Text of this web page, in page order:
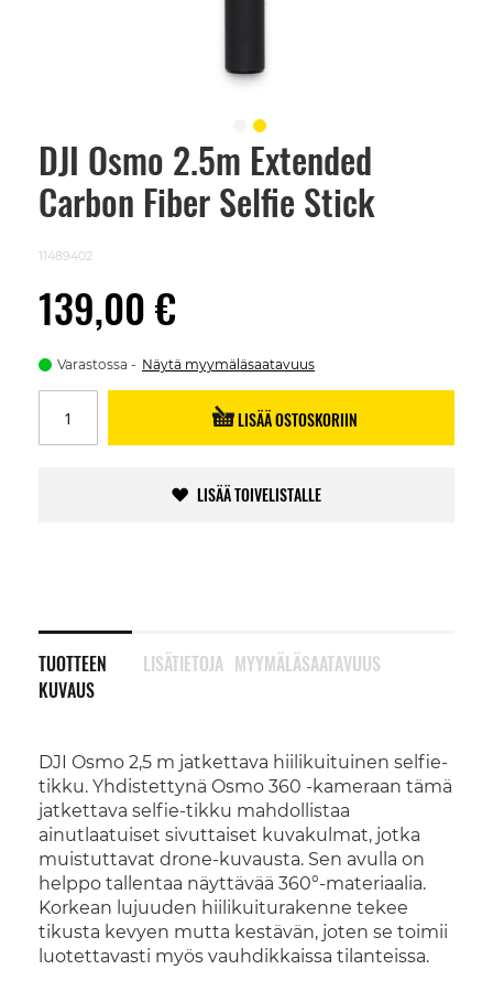
DJI Osmo 2.5m Extended
Carbon Fiber Selfie Stick
11489402
139,00 €
Varastossa Näytä myymäläsaatavuus
LISÄÄ OSTOSKORIIN
LISÄÄ TOIVELISTALLE
TUOTTEEN
KUVAUS
DJI Osmo 2,5 m jatkettava hiilikuituinen selfie-
tikku. Yhdistettynä Osmo 360 -kameraan tämä
jatkettava selfie-tikku mahdollistaa
ainutlaatuiset sivuttaiset kuvakulmat, jotka
muistuttavat drone-kuvausta. Sen avulla on
helppo tallentaa näyttävää 360°-materiaalia.
Korkean lujuuden hiilikuiturakenne tekee
tikusta kevyen mutta kestävän, joten se toimii
luotettavasti myös vauhdikkaissa tilanteissa.
LISÄTIETOJA MYYMÄLÄSAATAVUUS
Skip
beginning
images